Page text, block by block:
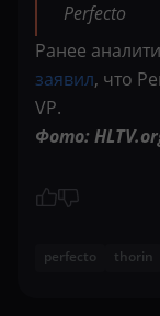
Perfecto
Ранее
заявил, что
VP.
Фото:
perfecto thorin